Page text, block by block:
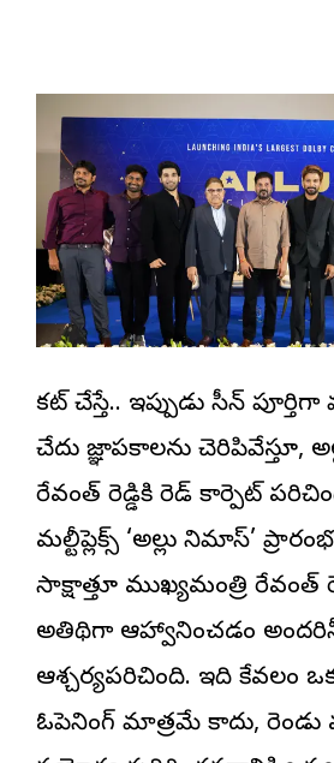
కట్ చేస్తే.. ఇప్పుడు సీన్
చేదు జ్ఞాపకాలను చెరిపివేస్తూ,
రేవంత్ రెడ్డికి రెడ్ కార్పెట్
మల్టీప్లెక్స్ ‘అల్లు సినిమాస్’
సాక్షాత్తూ ముఖ్యమంత్రి రేవంత్
అతిథిగా ఆహ్వానించడం
ఆశ్చర్యపరిచింది. ఇది కేవలం
ఓపెనింగ్ మాత్రమే కాదు, రెండు